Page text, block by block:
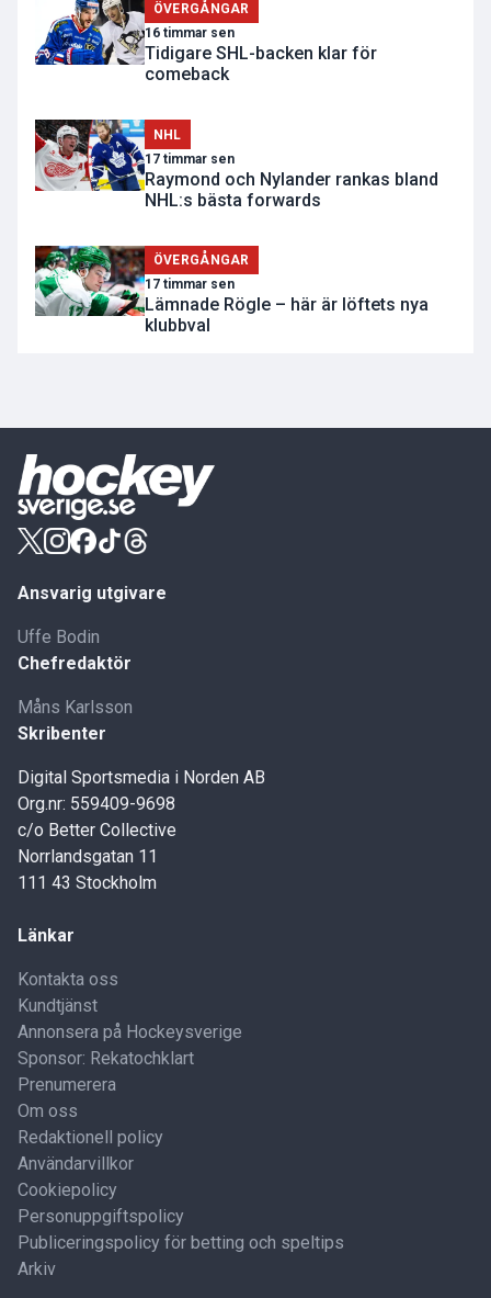
ÖVERGÅNGAR
16 timmar sen
Tidigare SHL-backen klar för
comeback
NHL
17 timmar sen
Raymond och Nylander rankas bland
NHL:s bästa forwards
ÖVERGÅNGAR
17 timmar sen
Lämnade Rögle – här är löftets nya
klubbval
Ansvarig utgivare
Uffe Bodin
Chefredaktör
Måns Karlsson
Skribenter
Digital Sportsmedia i Norden AB
Org.nr: 559409-9698
c/o Better Collective
Norrlandsgatan 11
111 43 Stockholm
Länkar
Kontakta oss
Kundtjänst
Annonsera på Hockeysverige
Sponsor: Rekatochklart
Prenumerera
Om oss
Redaktionell policy
Användarvillkor
Cookiepolicy
Personuppgiftspolicy
Publiceringspolicy för betting och speltips
Arkiv